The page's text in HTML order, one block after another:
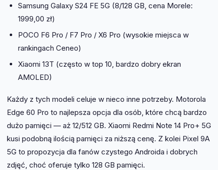
Samsung Galaxy S24 FE 5G (8/128 GB, cena Morele:
1999,00 zł)
POCO F6 Pro / F7 Pro / X6 Pro (wysokie miejsca w
rankingach Ceneo)
Xiaomi 13T (często w top 10, bardzo dobry ekran
AMOLED)
Każdy z tych modeli celuje w nieco inne potrzeby. Motorola
Edge 60 Pro to najlepsza opcja dla osób, które chcą bardzo
dużo pamięci — aż 12/512 GB. Xiaomi Redmi Note 14 Pro+ 5G
kusi podobną ilością pamięci za niższą cenę. Z kolei Pixel 9A
5G to propozycja dla fanów czystego Androida i dobrych
zdjęć, choć oferuje tylko 128 GB pamięci.